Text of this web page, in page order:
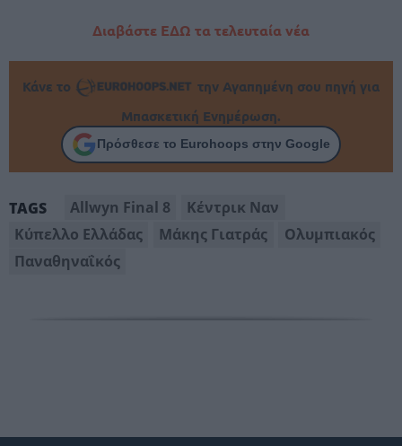
Διαβάστε ΕΔΩ τα τελευταία νέα
Κάνε το
την Αγαπημένη σου πηγή για
Μπασκετική Ενημέρωση.
Πρόσθεσε το Eurohoops στην Google
TAGS Allwyn Final 8
Κέντρικ Ναν
Κύπελλο Ελλάδας
Μάκης Γιατράς
Ολυμπιακός
Παναθηναΐκός